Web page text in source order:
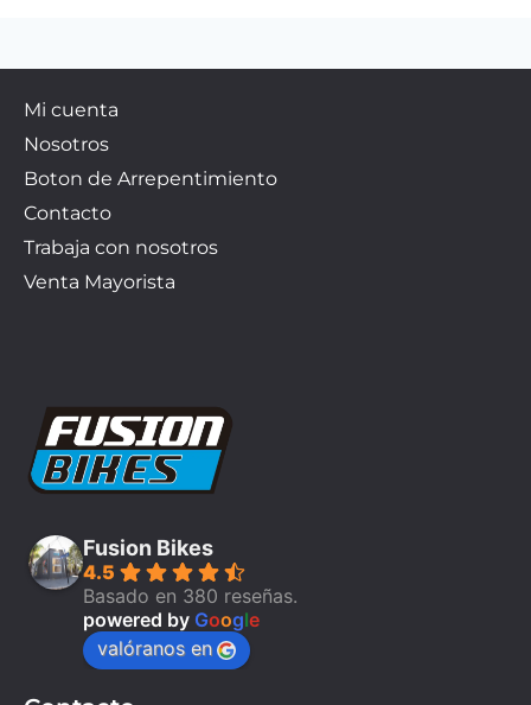
Mi cuenta
Nosotros
Boton de Arrepentimiento
Contacto
Trabaja con nosotros
Venta Mayorista
Fusion Bikes
4.5
Basado en 380 reseñas.
powered by Google
valóranos en